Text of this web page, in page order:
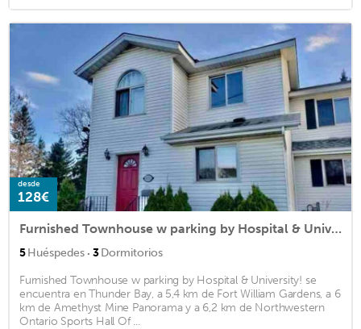
desde
128€
Furnished Townhouse w parking by Hospital & University!
5Huéspedes · 3Dormitorios
Furnished Townhouse w parking by Hospital & University! se
encuentra en Thunder Bay, a 5,4 km de Fort William Gardens, a 6
km de Amethyst Mine Panorama y a 6,2 km de Northwestern
Ontario Sports Hall Of ...